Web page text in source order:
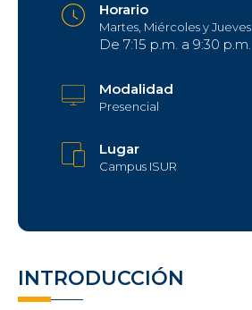
INTRODUCCIÓN
Horario
Martes, Miércoles y Jueves
De 7:15 p.m. a 9:30 p.m.
Modalidad
Presencial
Lugar
Campus ISUR